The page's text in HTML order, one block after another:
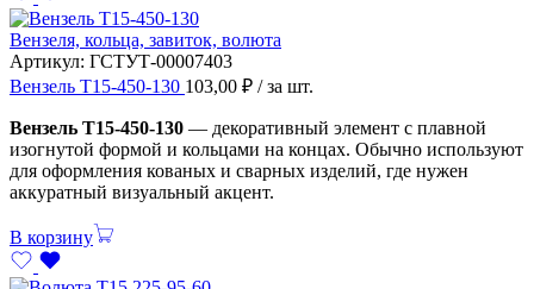
Вензеля, кольца, завиток, волюта
Артикул: ГСТУТ-00007403
Вензель Т15-450-130 103,00 ₽ / за шт.
Вензель Т15-450-130 — декоративный элемент с плавной
изогнутой формой и кольцами на концах. Обычно используют
для оформления кованых и сварных изделий, где нужен
аккуратный визуальный акцент.
В корзину